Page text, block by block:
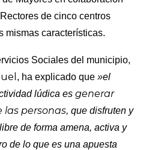
de cinco centros
mismas características.
Sociales del municipio,
, ha explicado que »el
lúdica esgenerar
las personas, que disfruten y
de forma amena, activa y
de lo que es una apuesta